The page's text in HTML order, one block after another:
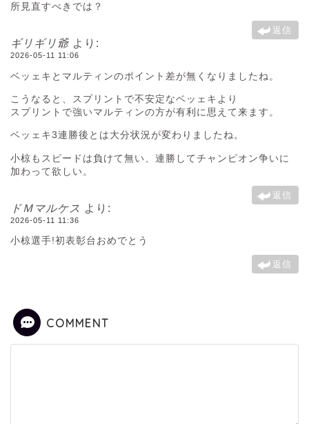
所見直すべきでは？
返信
ギリギリ爺 より:
2026-05-11 11:06
ベッェキとマルティンのポイント差が無くなりましたね。
こうなると、スプリントで不安定なベッェキより
スプリントで強いマルティンの方が有利に思えて来ます。
ベッェキ3連勝後とは大分状況が変わりましたね。
小椋もスピードは負けて無い、連勝してチャンピオン争いに
加わって欲しい。
返信
ドＭマルケス より:
2026-05-11 11:36
小椋選手!初表彰台おめでとう
返信
COMMENT